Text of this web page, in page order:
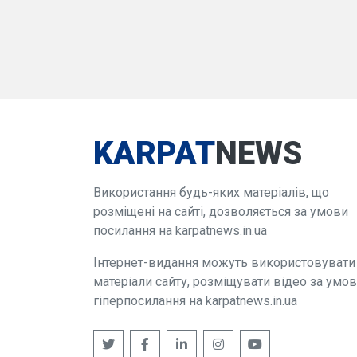
KARPATNEWS
Використання будь-яких матеріалів, що
розміщені на сайті, дозволяється за умови
посилання на karpatnews.in.ua
Інтернет-видання можуть використовувати
матеріали сайту, розміщувати відео за
гіперпосилання на karpatnews.in.ua